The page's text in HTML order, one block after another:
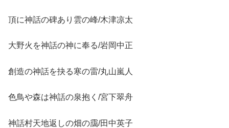
頂に神話の碑あり雲の峰/木津凉太
大野火を神話の神に奉る/岩岡中正
創造の神話を抉る寒の雷/丸山嵐人
色鳥や森は神話の泉抱く/宮下翠舟
神話村天地返しの畑の靄/田中英子